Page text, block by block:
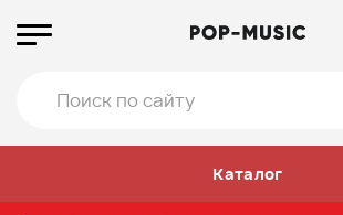
Каталог